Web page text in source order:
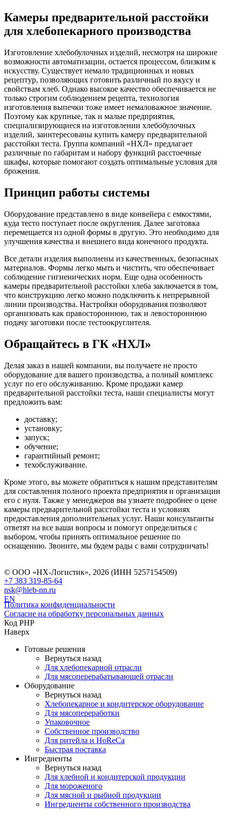
Камеры предварительной расстойки
для хлебопекарного производства
Изготовление хлебобулочных изделий, несмотря на широкие
возможности автоматизации, остается процессом, близким к
искусству. Существует немало традиционных и новых
рецептур, позволяющих готовить различный по вкусу и
свойствам хлеб. Однако высокое качество обеспечивается не
только строгим соблюдением рецепта, технология
изготовления выпечки тоже имеет немаловажное значение.
Поэтому как крупные, так и малые предприятия,
специализирующиеся на изготовлении хлебобулочных
изделий, заинтересованы купить камеру предварительной
расстойки теста. Группа компаний «НХЛ» предлагает
различные по габаритам и набору функций расстоечные
шкафы, которые помогают создать оптимальные условия для
брожения.
Принцип работы системы
Оборудование представлено в виде конвейера с емкостями,
куда тесто поступает после округления. Далее заготовка
перемещается из одной формы в другую. Это необходимо для
улучшения качества и внешнего вида конечного продукта.
Все детали изделия выполнены из качественных, безопасных
материалов. Формы легко мыть и чистить, что обеспечивает
соблюдение гигиенических норм. Еще одна особенность
камеры предварительной расстойки хлеба заключается в том,
что конструкцию легко можно подключить к непрерывной
линии производства. Настройки оборудования позволяют
организовать как правостороннюю, так и левостороннюю
подачу заготовки после тестоокруглителя.
Обращайтесь в ГК «НХЛ»
Делая заказ в нашей компании, вы получаете не просто
оборудование для вашего производства, а полный комплекс
услуг по его обслуживанию. Кроме продажи камер
предварительной расстойки теста, наши специалисты могут
предложить вам:
доставку;
установку;
запуск;
обучение;
гарантийный ремонт;
техобслуживание.
Кроме этого, вы можете обратиться к нашим представителям
для составления полного проекта предприятия и организации
его с нуля. Также у менеджеров вы узнаете подробнее о цене
камеры предварительной расстойки теста и условиях
предоставления дополнительных услуг. Наши консультанты
ответят на все ваши вопросы и помогут определиться с
выбором, чтобы принять оптимальное решение по
оснащению. Звоните, мы будем рады с вами сотрудничать!
© ООО «НХ-Логистик», 2026 (ИНН 5257154509)
+7 383 319-85-64
nsk@hleb-nn.ru
EN
Политика конфиденциальности
Согласие на обработку персональных данных
Код PHP
Наверх
Готовые решения
Вернуться назад
Для хлебопекарной отрасли
Для мясоперерабатывающей отрасли
Оборудование
Вернуться назад
Хлебопекарное и кондитерское оборудование
Для мясопереработки
Упаковочное
Собственное производство
Для ритейла и HoReCa
Быстрая поставка
Ингредиенты
Вернуться назад
Для хлебной и кондитерской продукции
Для мороженого
Для мясной и рыбной продукции
Ингредиенты собственного производства